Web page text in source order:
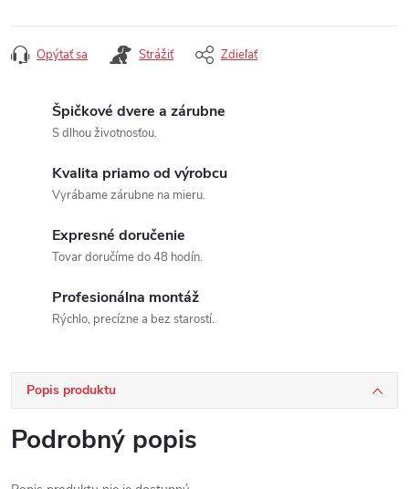
Opýtať sa Strážiť Zdieľať
Špičkové dvere a zárubne
S dlhou životnosťou.
Kvalita priamo od výrobcu
Vyrábame zárubne na mieru.
Expresné doručenie
Tovar doručíme do 48 hodín.
Profesionálna montáž
Rýchlo, precízne a bez starostí.
Popis produktu
Podrobný popis